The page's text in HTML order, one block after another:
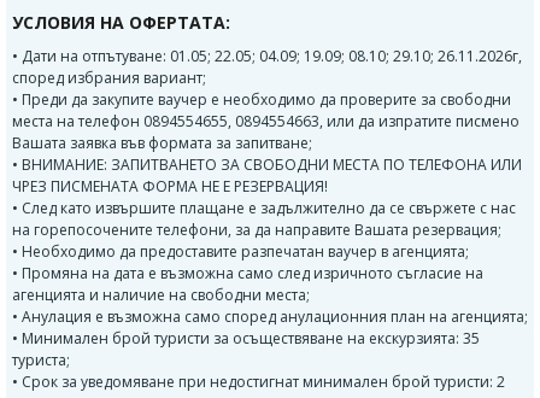
УСЛОВИЯ НА ОФЕРТАТА:
• Дати на отпътуване: 01.05; 22.05; 04.09; 19.09; 08.10; 29.10; 26.11.2026г,
според избрания вариант;
• Преди да закупите ваучер е необходимо да проверите за свободни
места на телефон 0894554655, 0894554663, или да изпратите писмено
Вашата заявка във формата за запитване;
• ВНИМАНИЕ: ЗАПИТВАНЕТО ЗА СВОБОДНИ МЕСТА ПО ТЕЛЕФОНА ИЛИ
ЧРЕЗ ПИСМЕНАТА ФОРМА НЕ Е РЕЗЕРВАЦИЯ!
• След като извършите плащане е задължително да се свържете с нас
на горепосочените телефони, за да направите Вашата резервация;
• Необходимо да предоставите разпечатан ваучер в агенцията;
• Промяна на дата е възможна само след изричното съгласие на
агенцията и наличие на свободни места;
• Анулация е възможна само според анулационния план на агенцията;
• Минимален брой туристи за осъществяване на екскурзията: 35
туриста;
• Срок за уведомяване при недостигнат минимален брой туристи: 2